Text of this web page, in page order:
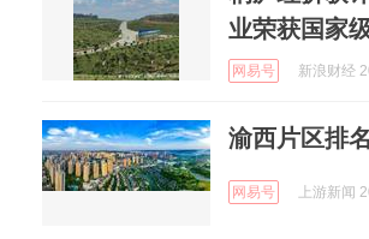
业荣获国家
网易号 新浪财经
渝西片区排
网易号 上游新闻